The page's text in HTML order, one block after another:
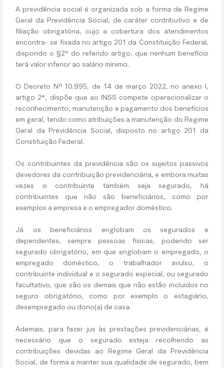
A previdência social é organizada sob a forma de Regime
Geral da Previdência Social, de caráter contributivo e de
filiação obrigatória, cujo a cobertura dos atendimentos
encontra- se fixada no artigo 201 da Constituição Federal,
dispondo o §2° do referido artigo, que nenhum benefício
terá valor inferior ao salário mínimo.
O Decreto Nº 10.995, de 14 de março 2022,no anexo I,
artigo 2°, dispõe que ao INSS compete operacionalizar o
reconhecimento, manutenção e pagamento dos benefícios
em geral, tendo como atribuições a manutenção do Regime
Geral da Previdência Social, disposto no artigo 201 da
Constituição Federal.
Os contribuintes da previdência são os sujeitos passivos
devedores da contribuição previdenciária, e embora muitas
vezes o contribuinte também seja segurado, há
contribuintes que não são beneficiários, como por
exemplos a empresa e o empregador doméstico.
Já os beneficiários englobam os segurados e
dependentes, sempre pessoas físicas, podendo ser
segurado obrigatório, em que englobam o empregado, o
empregado doméstico, o trabalhador avulso, o
contribuinte individual e o segurado especial, ou segurado
facultativo, que são os demais que não estão incluídos no
seguro obrigatório, como por exemplo o estagiário,
desempregado ou dono(a) de casa.
Ademais, para fazer jus às prestações previdenciárias, é
necessário que o segurado esteja recolhendo as
contribuições devidas ao Regime Geral da Previdência
Social, de forma a manter sua qualidade de segurado, bem